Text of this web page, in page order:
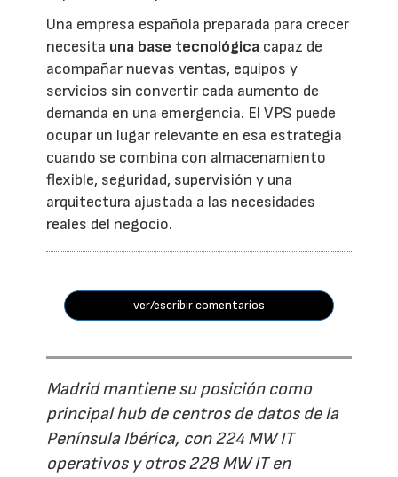
Una empresa española preparada para crecer
necesita una base tecnológica capaz de
acompañar nuevas ventas, equipos y
servicios sin convertir cada aumento de
demanda en una emergencia. El VPS puede
ocupar un lugar relevante en esa estrategia
cuando se combina con almacenamiento
flexible, seguridad, supervisión y una
arquitectura ajustada a las necesidades
reales del negocio.
ver/escribir comentarios
Madrid mantiene su posición como
principal hub de centros de datos de la
Península Ibérica, con 224 MW IT
operativos y otros 228 MW IT en